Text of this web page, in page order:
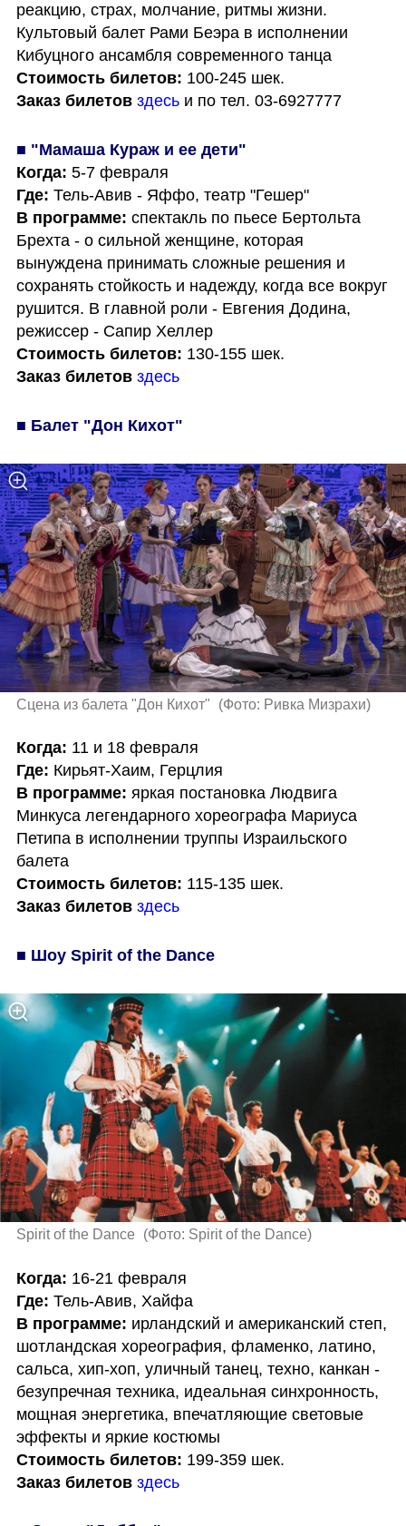
реакцию, страх, молчание, ритмы жизни.
Культовый балет Рами Беэра в исполнении
Стоимость билетов:
Заказ билетов здесь и по тел. 03-6927777
Когда:
Где:
Тель-Авив - Яффо, театр "Гешер"
В программе: спектакль по пьесе Бертольта
Брехта - о сильной женщине, которая
вынуждена принимать сложные решения и
сохранять стойкость и надежду, когда все вокруг
рушится. В главной роли - Евгения Додина,
режиссер - Сапир Хеллер
Стоимость билетов:
Заказ билетов здесь
■ Балет "Дон Кихот"
Сцена из балета "Дон Кихот" (Фото: Ривка Мизрахи)
Когда:
Где:
В программе: яркая постановка Людвига
Минкуса легендарного хореографа Мариуса
Петипа в исполнении труппы Израильского
Стоимость билетов:
Заказ билетов здесь
■ Шоу Spirit of the Dance
Spirit of the Dance (Фото: Spirit of the Dance)
Когда:
Где:
Тель-Авив, Хайфа
В программе: ирландский и американский степ,
шотландская хореография, фламенко, латино,
сальса, хип-хоп, уличный танец, техно, канкан -
безупречная техника, идеальная синхронность,
мощная энергетика, впечатляющие световые
Стоимость билетов:
Заказ билетов здесь